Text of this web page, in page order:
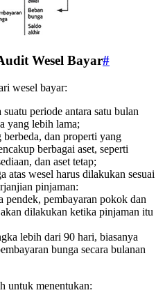
Wesel Bayar#
wesel bayar:
periode antara satu bulan
yang lebih lama;
dan properti yang
berbagai aset, seperti
dan aset tetap;
atas wesel harus dilakukan sesuai
pinjaman:
pembayaran pokok dan
dilakukan ketika pinjaman itu
lebih dari 90 hari, biasanya
bunga secara bulanan
untuk menentukan: